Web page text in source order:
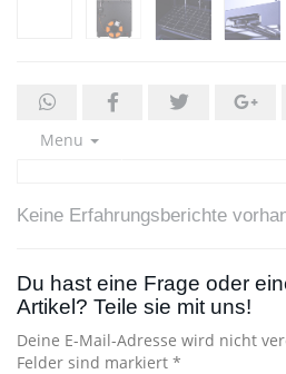
Menu
Keine Erfahrungsberichte
Du hast eine Frage oder
Artikel? Teile sie mit uns!
Deine E-Mail-Adresse wird nicht
Felder sind markiert *